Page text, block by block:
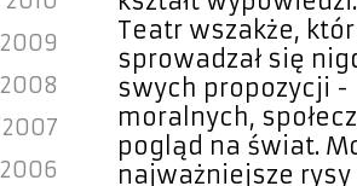
2009
2008
2007
2006
Teatr wszakże,
sprowadzał się
swych propozycji -
moralnych,
pogląd na świat.
najważniejsze